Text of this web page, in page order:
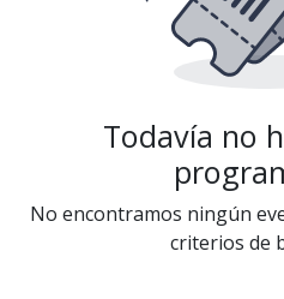
Todavía no
No encontramos ningún
criterios de